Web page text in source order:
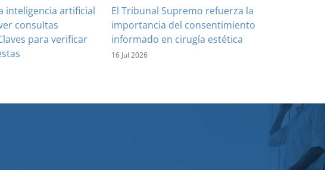
inteligencia artificial
consultas
para verificar
El Tribunal Supremo refuerza la
importancia del consentimiento
informado en cirugía estética
16 Jul 2026